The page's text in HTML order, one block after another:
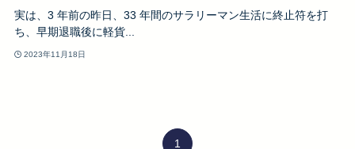
実は、3 年前の昨日、33 年間のサラリーマン生活に終止符を打
ち、早期退職後に軽貨...
2023年11月18日
1